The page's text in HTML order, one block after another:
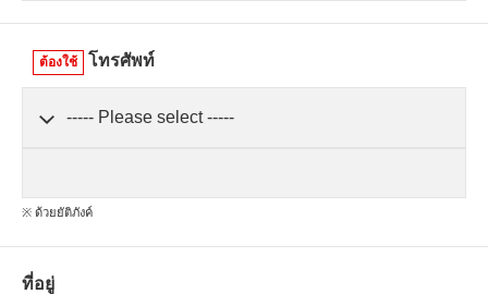
ต้องใช้ โทรศัพท์
※ ด้วยยัติภังค์
ที่อยู่